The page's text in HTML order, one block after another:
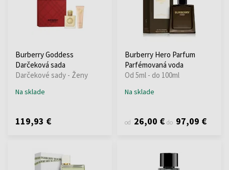
Burberry Goddess
Darčeková sada
Darčekové sady - Ženy
Na sklade
119,93 €
Burberry Hero Parfum
Parfémovaná voda
Od 5ml - do 100ml
Na sklade
od 26,00 € do 97,09 €